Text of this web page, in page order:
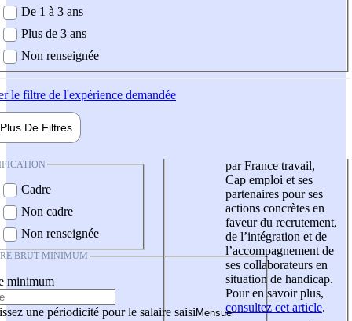
De 1 à 3 ans
Plus de 3 ans
Non renseignée
le filtre de l'expérience demandée
Plus De Filtres
Cadre
Non cadre
Non renseignée
BRUT MINIMUM
minimum
une périodicité pour le salaire saisi
par France travail,
Cap emploi et ses
partenaires pour ses
actions concrètes en
faveur du recrutement,
de l’intégration et de
l’accompagnement de
ses collaborateurs en
situation de handicap.
Pour en savoir plus,
consultez cet article.